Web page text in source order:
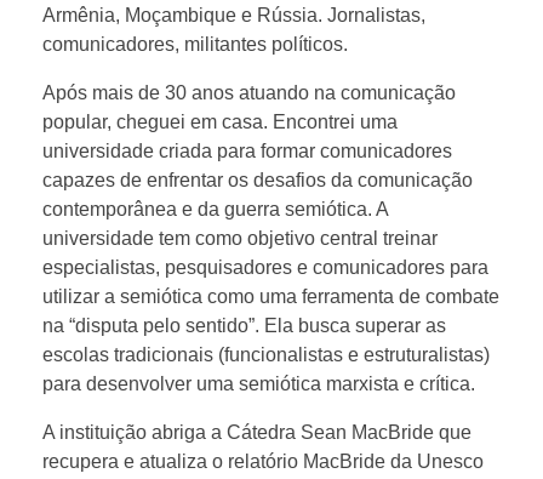
Armênia, Moçambique e Rússia. Jornalistas,
comunicadores, militantes políticos.
Após mais de 30 anos atuando na comunicação
popular, cheguei em casa. Encontrei uma
universidade criada para formar comunicadores
capazes de enfrentar os desafios da comunicação
contemporânea e da guerra semiótica. A
universidade tem como objetivo central treinar
especialistas, pesquisadores e comunicadores para
utilizar a semiótica como uma ferramenta de combate
na “disputa pelo sentido”. Ela busca superar as
escolas tradicionais (funcionalistas e estruturalistas)
para desenvolver uma semiótica marxista e crítica.
A instituição abriga a Cátedra Sean MacBride que
recupera e atualiza o relatório MacBride da Unesco